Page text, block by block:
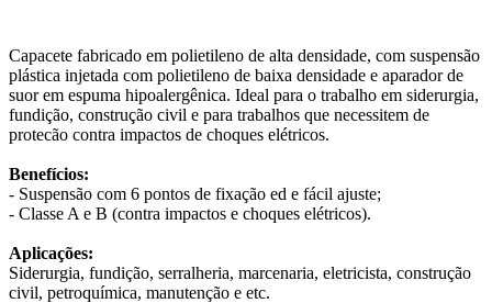
Capacete fabricado em polietileno de alta densidade, com suspensão
plástica injetada com polietileno de baixa densidade e aparador de
suor em espuma hipoalergênica. Ideal para o trabalho em siderurgia,
fundição, construção civil e para trabalhos que necessitem de
protecão contra impactos de choques elétricos.
Benefícios:
- Suspensão com 6 pontos de fixação ed e fácil ajuste;
- Classe A e B (contra impactos e choques elétricos).
Aplicações:
Siderurgia, fundição, serralheria, marcenaria, eletricista, construção
civil, petroquímica, manutenção e etc.